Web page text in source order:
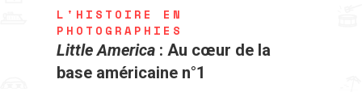
L'HISTOIRE EN
PHOTOGRAPHIES
Little America : Au cœur de la
base américaine n°1